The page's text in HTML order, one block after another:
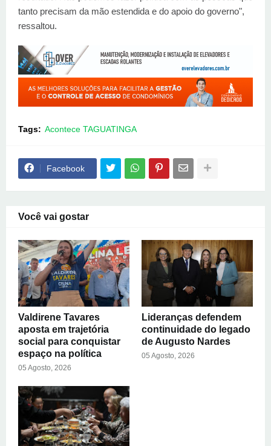
tanto precisam da mão estendida e do apoio do governo",
ressaltou.
Tags: Acontece TAGUATINGA
Facebook
Você vai gostar
Valdirene Tavares
aposta em trajetória
social para conquistar
espaço na política
05 Agosto, 2026
Lideranças defendem
continuidade do legado
de Augusto Nardes
05 Agosto, 2026